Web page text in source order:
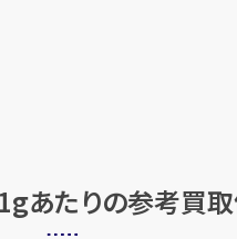
1gあたりの参考買